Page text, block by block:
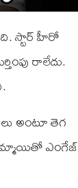
స్టార్ హీరో
రాలేదు.
అంటూ తెగ
ఎంగేజ్